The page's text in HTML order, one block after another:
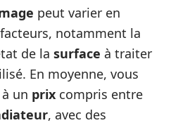
peut varier en
notamment la
de la surface à traiter
En moyenne, vous
un prix compris entre
, avec des